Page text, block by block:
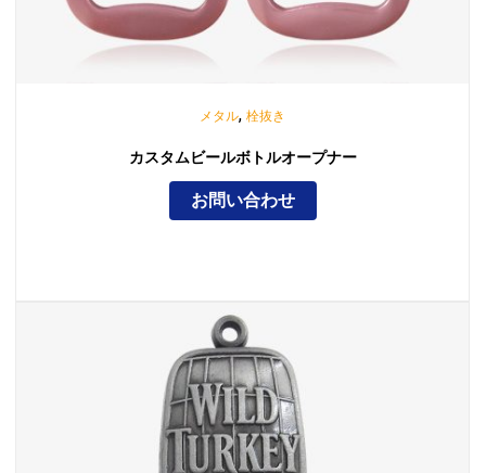
メタル, 栓抜き
カスタムビールボトルオープナー
お問い合わせ